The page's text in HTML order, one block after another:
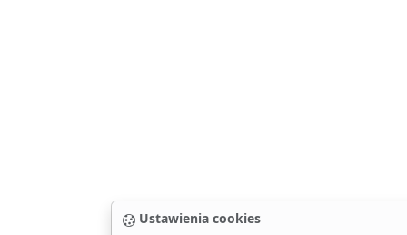
Ustawienia cookies